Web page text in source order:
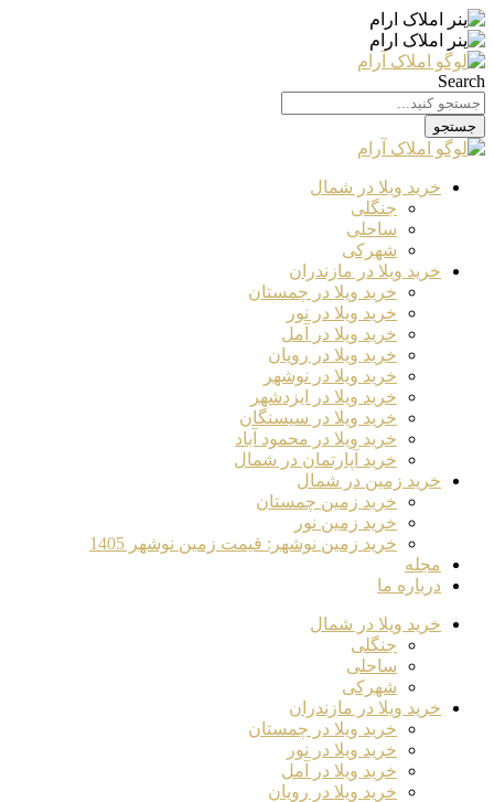
Search
جستجو
خرید ویلا در شمال
جنگلی
ساحلی
شهرکی
خرید ویلا در مازندران
خرید ویلا در چمستان
خرید ویلا در نور
خرید ویلا در آمل
خرید ویلا در رویان
خرید ویلا در نوشهر
خرید ویلا در ایزدشهر
خرید ویلا در سیسنگان
خرید ویلا در محمود آباد
خرید آپارتمان در شمال
خرید زمین در شمال
خرید زمین چمستان
خرید زمین نور
خرید زمین نوشهر: قیمت زمین نوشهر 1405
مجله
درباره ما
خرید ویلا در شمال
جنگلی
ساحلی
شهرکی
خرید ویلا در مازندران
خرید ویلا در چمستان
خرید ویلا در نور
خرید ویلا در آمل
خرید ویلا در رویان